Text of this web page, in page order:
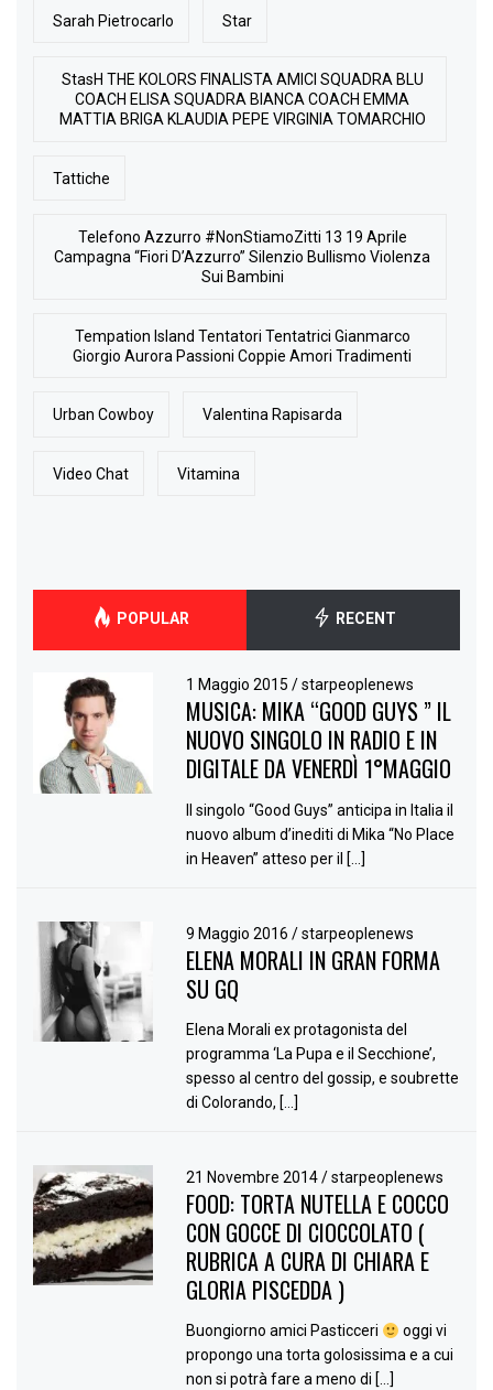
Sarah Pietrocarlo Star
StasH THE KOLORS FINALISTA AMICI SQUADRA BLU
COACH ELISA SQUADRA BIANCA COACH EMMA
MATTIA BRIGA KLAUDIA PEPE VIRGINIA TOMARCHIO
Tattiche
Telefono Azzurro #NonStiamoZitti 13 19 Aprile
Campagna “Fiori D’Azzurro” Silenzio Bullismo Violenza
Sui Bambini
Tempation Island Tentatori Tentatrici Gianmarco
Giorgio Aurora Passioni Coppie Amori Tradimenti
Urban Cowboy Valentina Rapisarda
Video Chat Vitamina
POPULAR RECENT
1 Maggio 2015/ starpeoplenews
MUSICA: MIKA “GOOD GUYS ” IL
NUOVO SINGOLO IN RADIO E IN
DIGITALE DA VENERDÌ 1°MAGGIO
Il singolo “Good Guys” anticipa in Italia il
nuovo album d’inediti di Mika “No Place
in Heaven” atteso per il […]
9 Maggio 2016/ starpeoplenews
ELENA MORALI IN GRAN FORMA
SU GQ
Elena Morali ex protagonista del
programma ‘La Pupa e il Secchione’,
spesso al centro del gossip, e soubrette
di Colorando, […]
21 Novembre 2014/ starpeoplenews
FOOD: TORTA NUTELLA E COCCO
CON GOCCE DI CIOCCOLATO (
RUBRICA A CURA DI CHIARA E
GLORIA PISCEDDA )
Buongiorno amici Pasticceri
oggi vi
propongo una torta golosissima e a cui
non si potrà fare a meno di […]